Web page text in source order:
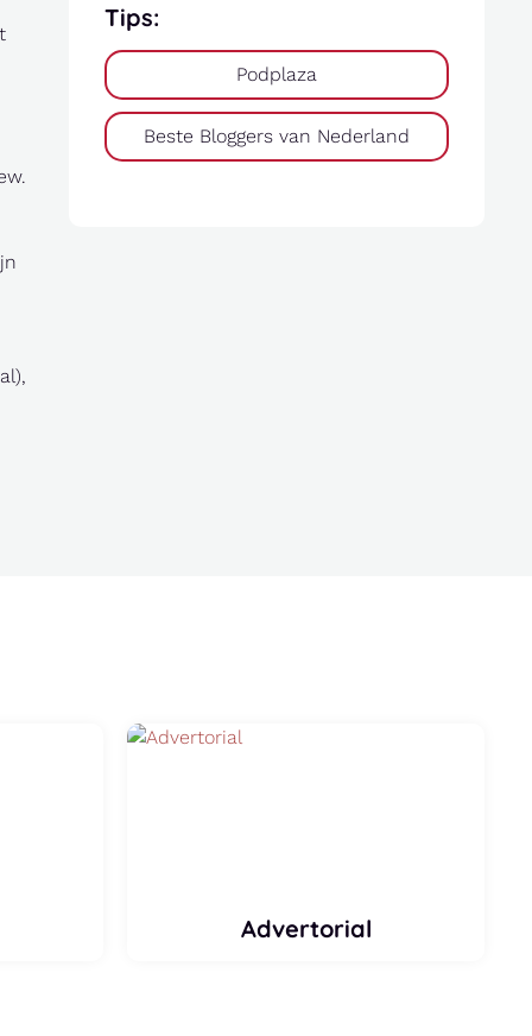
Tips:
Podplaza
Beste Bloggers van Nederland
Advertorial